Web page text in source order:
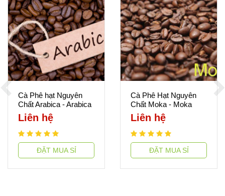
Cà Phê hạt Nguyên
Chất Arabica - Arabica
Pure Coffee
Liên hệ
ĐẶT MUA SỈ
Cà Phê Hạt Nguyên
Chất Moka - Moka
Pure Coffee
Liên hệ
ĐẶT MUA SỈ